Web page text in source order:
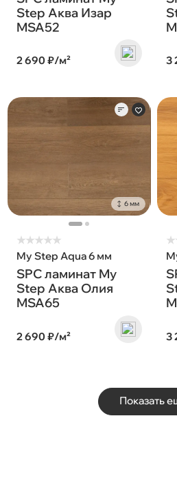
Step Аква Изар
MSA52
2 690 ₽/м² 3
6 мм
★★★★★
My Step Aqua 6 мм
SPC ламинат My
Step Аква Олия
MSA65
2 690 ₽/м²
★
3
Показать